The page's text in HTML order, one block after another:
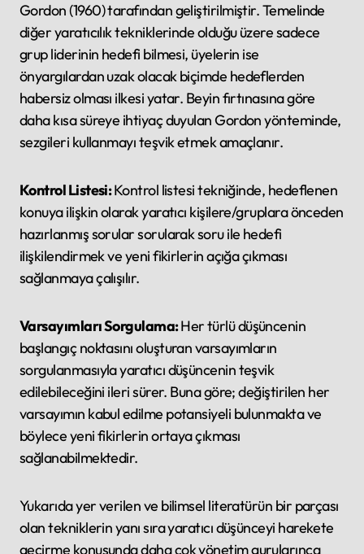
Gordon (1960) tarafından geliştirilmiştir. Temelinde
diğer yaratıcılık tekniklerinde olduğu üzere sadece
grup liderinin hedefi bilmesi, üyelerin ise
önyargılardan uzak olacak biçimde hedeflerden
habersiz olması ilkesi yatar. Beyin fırtınasına göre
daha kısa süreye ihtiyaç duyulan Gordon yönteminde,
sezgileri kullanmayı teşvik etmek amaçlanır.
Kontrol Listesi:Kontrol listesi tekniğinde, hedeflenen
konuya ilişkin olarak yaratıcı kişilere/gruplara önceden
hazırlanmış sorular sorularak soru ile hedefi
ilişkilendirmek ve yeni fikirlerin açığa çıkması
sağlanmaya çalışılır.
Varsayımları Sorgulama:Her türlü düşüncenin
başlangıç noktasını oluşturan varsayımların
sorgulanmasıyla yaratıcı düşüncenin teşvik
edilebileceğini ileri sürer. Buna göre; değiştirilen her
varsayımın kabul edilme potansiyeli bulunmakta ve
böylece yeni fikirlerin ortaya çıkması
sağlanabilmektedir.
Yukarıda yer verilen ve bilimsel literatürün bir parçası
olan tekniklerin yanı sıra yaratıcı düşünceyi harekete
geçirme konusunda daha çok yönetim gurularınca